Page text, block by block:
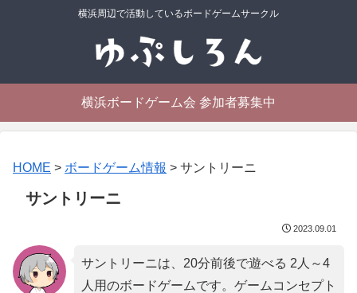
横浜周辺で活動しているボードゲームサークル
横浜ボードゲーム会 参加者募集中
HOME > ボードゲーム情報 > サントリーニ
サントリーニ
2023.09.01
サントリーニは、20分前後で遊べる 2人～4
人用のボードゲームです。ゲームコンセプト